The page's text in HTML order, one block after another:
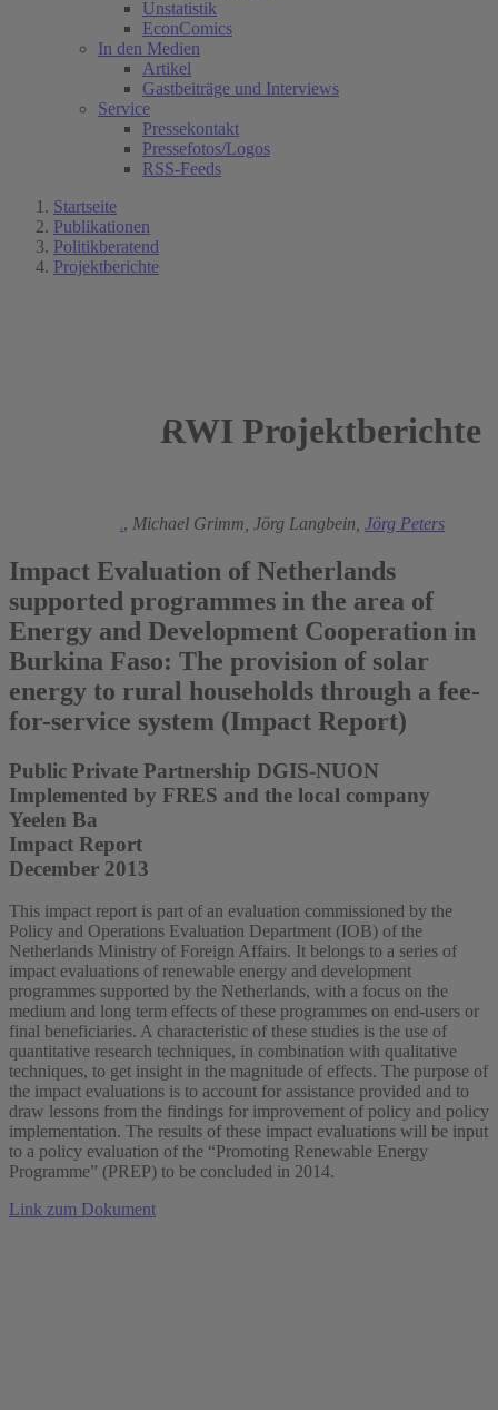
Unstatistik
EconComics
In den Medien
Artikel
Gastbeiträge und Interviews
Service
Pressekontakt
Pressefotos/Logos
RSS-Feeds
Startseite
Publikationen
Politikberatend
Projektberichte
RWI Projektberichte
Gunther Bensch, Michael Grimm, Jörg Langbein, Jörg Peters
Impact Evaluation of Netherlands
supported programmes in the area of
Energy and Development Cooperation in
Burkina Faso: The provision of solar
energy to rural households through a fee-
for-service system (Impact Report)
Public Private Partnership DGIS-NUON
Implemented by FRES and the local company
Yeelen Ba
Impact Report
December 2013
This impact report is part of an evaluation commissioned by the
Policy and Operations Evaluation Department (IOB) of the
Netherlands Ministry of Foreign Affairs. It belongs to a series of
impact evaluations of renewable energy and development
programmes supported by the Netherlands, with a focus on the
medium and long term effects of these programmes on end-users or
final beneficiaries. A characteristic of these studies is the use of
quantitative research techniques, in combination with qualitative
techniques, to get insight in the magnitude of effects. The purpose of
the impact evaluations is to account for assistance provided and to
draw lessons from the findings for improvement of policy and policy
implementation. The results of these impact evaluations will be input
to a policy evaluation of the “Promoting Renewable Energy
Programme” (PREP) to be concluded in 2014.
Link zum Dokument